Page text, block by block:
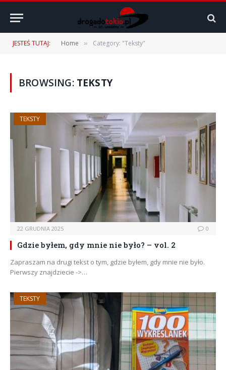
JESTEŚ TUTAJ: Home » Category: "Teksty"
BROWSING: TEKSTY
TEKSTY
22 GRUDNIA 2025 0
Gdzie byłem, gdy mnie nie było? – vol. 2
Zapraszam na drugi tekst o tym, gdzie byłem, gdy mnie nie było.
Pierwszy znajdziecie ->…
TEKSTY